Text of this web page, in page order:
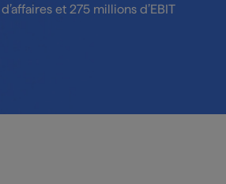
et 275 millions d’EBIT